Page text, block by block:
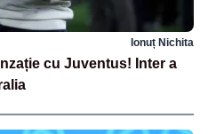
Ionuț Nichita
cu Juventus! Inter a